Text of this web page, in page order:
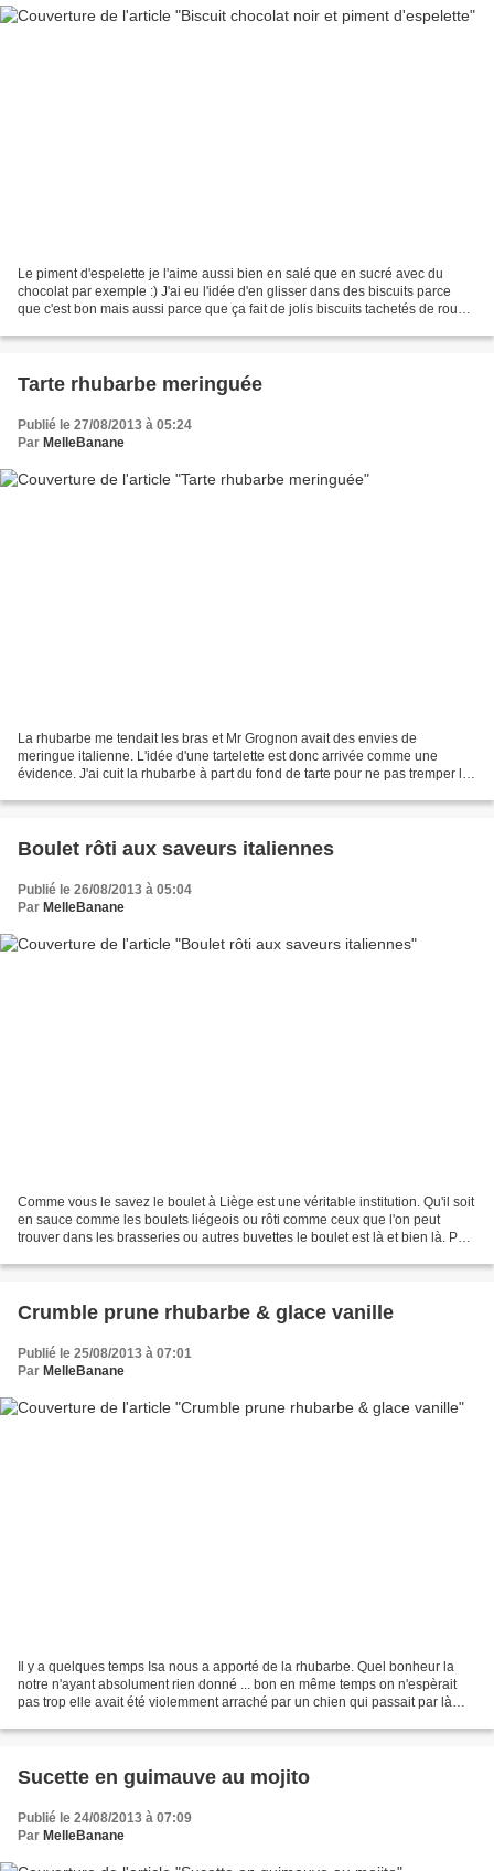
Le piment d'espelette je l'aime aussi bien en salé que en sucré avec du
chocolat par exemple :) J'ai eu l'idée d'en glisser dans des biscuits parce
que c'est bon mais aussi parce que ça fait de jolis biscuits tachetés de rouge
Tarte rhubarbe meringuée
Publié le 27/08/2013 à 05:24
Par MelleBanane
La rhubarbe me tendait les bras et Mr Grognon avait des envies de
meringue italienne. L'idée d'une tartelette est donc arrivée comme une
évidence. J'ai cuit la rhubarbe à part du fond de tarte pour ne pas tremper la
Boulet rôti aux saveurs italiennes
Publié le 26/08/2013 à 05:04
Par MelleBanane
Comme vous le savez le boulet à Liège est une véritable institution. Qu'il soit
en sauce comme les boulets liégeois ou rôti comme ceux que l'on peut
trouver dans les brasseries ou autres buvettes le boulet est là et bien là. Pas
Crumble prune rhubarbe & glace vanille
Publié le 25/08/2013 à 07:01
Par MelleBanane
Il y a quelques temps Isa nous a apporté de la rhubarbe. Quel bonheur la
notre n'ayant absolument rien donné ... bon en même temps on n'espèrait
pas trop elle avait été violemment arraché par un chien qui passait par là
Sucette en guimauve au mojito
Publié le 24/08/2013 à 07:09
Par MelleBanane